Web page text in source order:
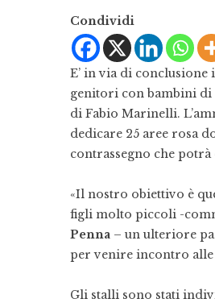
Condividi
E’ in via di
genitori con bambini di
di Fabio Marinelli.
dedicare 25 aree rosa
contrassegno che
«Il nostro obiettivo è
figli molto piccoli -
Penna – un ulteriore
per venire incontro alle
Gli stalli sono stati